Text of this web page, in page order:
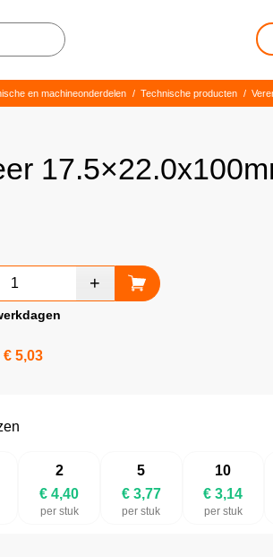
en machineonderdelen / Technische producten /
€ 5,03
2
€ 4,40
per stuk
5
€ 3,77
per stuk
10
€ 3,14
per stuk